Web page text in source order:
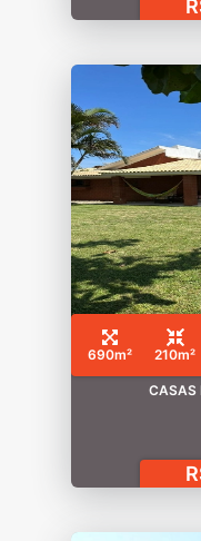
690m² 210m²
CASAS